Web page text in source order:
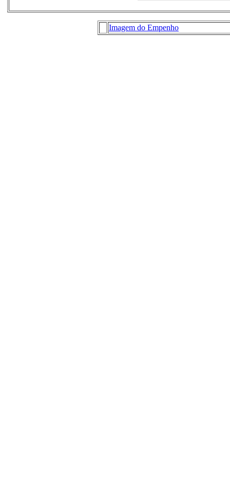
Imagem do Empenho